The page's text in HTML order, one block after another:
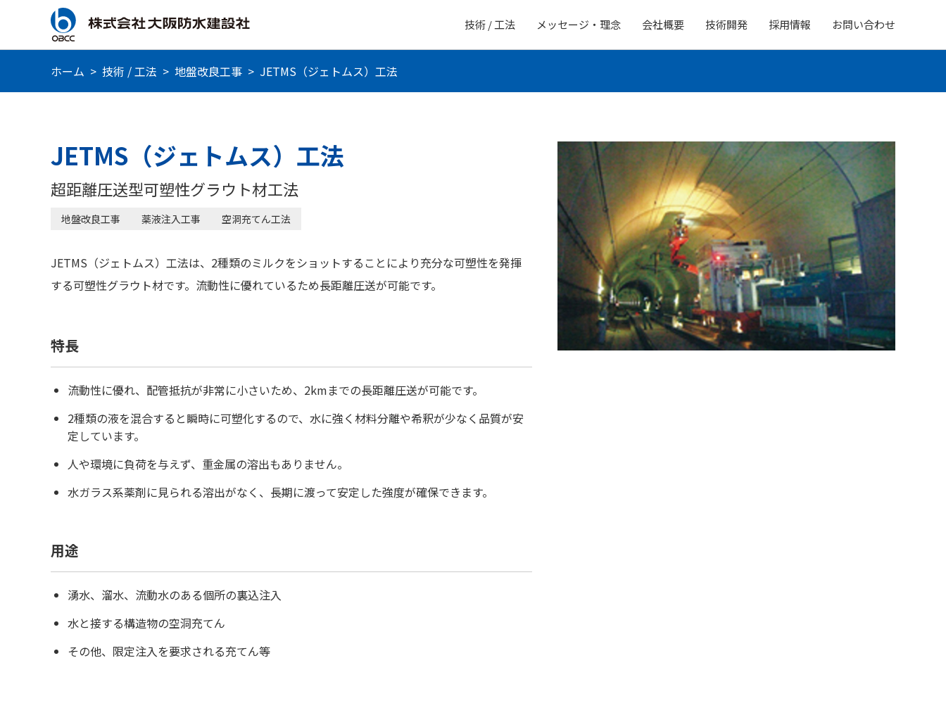
技術 / 工法 メッセージ・理念 会社概要 技術開発 採用情報 お問い合わせ
ホーム > 技術 / 工法 > 地盤改良工事 > JETMS（ジェトムス）工法
JETMS（ジェトムス）工法
超距離圧送型可塑性グラウト材工法
地盤改良工事 薬液注入工事 空洞充てん工法
JETMS（ジェトムス）工法は、2種類のミルクをショットすることにより充分な可塑性を発揮
する可塑性グラウト材です。流動性に優れているため長距離圧送が可能です。
特長
流動性に優れ、配管抵抗が非常に小さいため、2kmまでの長距離圧送が可能です。
2種類の液を混合すると瞬時に可塑化するので、水に強く材料分離や希釈が少なく品質が安
定しています。
人や環境に負荷を与えず、重金属の溶出もありません。
水ガラス系薬剤に見られる溶出がなく、長期に渡って安定した強度が確保できます。
用途
湧水、溜水、流動水のある個所の裏込注入
水と接する構造物の空洞充てん
その他、限定注入を要求される充てん等